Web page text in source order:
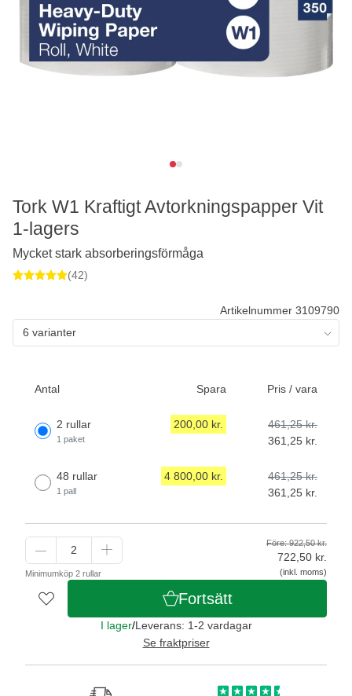
Artikelnummer 3109790
6 varianter
Antal Spara Pris / vara
2 rullar
1 paket
200,00 kr.
461,25 kr.
361,25 kr.
48 rullar
1 pall
4 800,00 kr.
461,25 kr.
361,25 kr.
Minimumköp 2 rullar
Före: 922,50 kr.
722,50 kr.
(inkl. moms)
Fortsätt
I lager/Leverans: 1-2 vardagar
Se fraktpriser
Tork W1 Kraftigt Avtorkningspapper Vit
1-lagers
Mycket stark absorberingsförmåga
(42)